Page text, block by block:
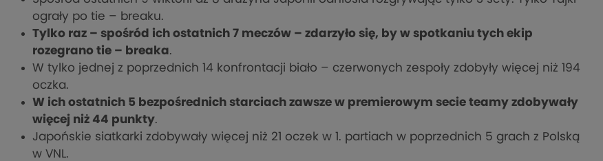
ograły po tie – breaku.
Tylko raz – spośród ich ostatnich 7 meczów – zdarzyło się, by w spotkaniu tych ekip
rozegrano tie – breaka.
W tylko jednej z poprzednich 14 konfrontacji biało – czerwonych zespoły zdobyły więcej niż 194
oczka.
W ich ostatnich 5 bezpośrednich starciach zawsze w premierowym secie teamy zdobywały
więcej niż 44 punkty.
Japońskie siatkarki zdobywały więcej niż 21 oczek w 1. partiach w poprzednich 5 grach z Polską
w VNL.